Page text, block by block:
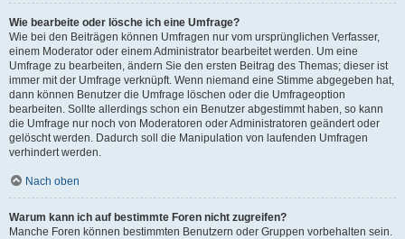
Wie bearbeite oder lösche ich eine Umfrage?
Wie bei den Beiträgen können Umfragen nur vom ursprünglichen Verfasser,
einem Moderator oder einem Administrator bearbeitet werden. Um eine
Umfrage zu bearbeiten, ändern Sie den ersten Beitrag des Themas; dieser ist
immer mit der Umfrage verknüpft. Wenn niemand eine Stimme abgegeben hat,
dann können Benutzer die Umfrage löschen oder die Umfrageoption
bearbeiten. Sollte allerdings schon ein Benutzer abgestimmt haben, so kann
die Umfrage nur noch von Moderatoren oder Administratoren geändert oder
gelöscht werden. Dadurch soll die Manipulation von laufenden Umfragen
verhindert werden.
Nach oben
Warum kann ich auf bestimmte Foren nicht zugreifen?
Manche Foren können bestimmten Benutzern oder Gruppen vorbehalten sein.